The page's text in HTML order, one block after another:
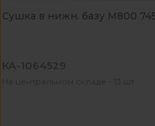
Сушка в нижн. базу М800
КА-1064529
На центральном складе - 13 шт